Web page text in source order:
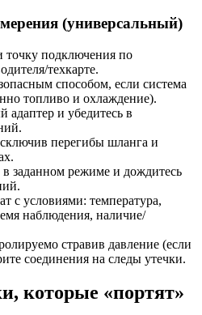
(универсальный)
точку подключения по
техкарте.
способом, если система
топливо и охлаждение).
адаптер и убедитесь в
перегибы шланга и
заданном режиме и дождитесь
с условиями: температура,
наблюдения, наличие/
стравив давление (если
соединения на следы утечки.
которые «портят»